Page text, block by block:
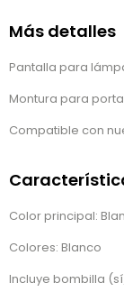
Más detalles
Pantalla para
Montura para
Compatible con
Color principal:
Colores: Blanco
Incluye bombilla